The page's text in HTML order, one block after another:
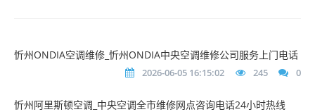
忻州ONDIA空调维修_忻州ONDIA中央空调维修公司服务上门电话
2026-06-05 16:15:02 245 0
忻州阿里斯顿空调_中央空调全市维修网点咨询电话24小时热线